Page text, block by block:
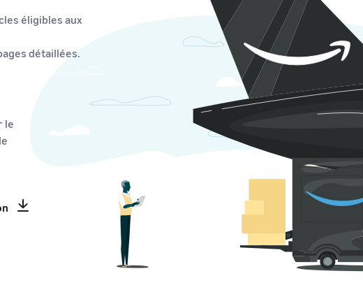
éligibles aux
détaillées.
le